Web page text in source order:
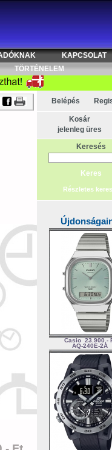
KAPCSOLAT
TÖRTÉNELEM
Belépés
Kosár
jelenleg üres
Keresés
Részletes
Casio 23.900,-
AQ-240E-2A